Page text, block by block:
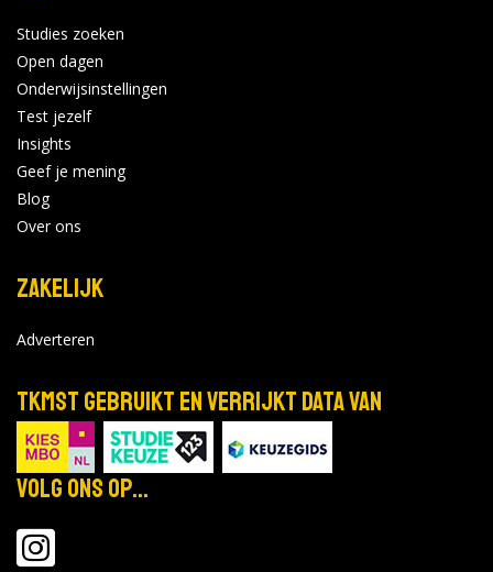
NHL Stenden - Groningen
apr
2027
Bekijk de details
NHL Stenden - Groningen
mei
18-21
Masterweek
Locatie:
Tijd: 00:00 - 00:00
Studies zoeken
Open dagen
Onderwijsinstellingen
Test jezelf
Insights
Geef je mening
Blog
Over ons
Zakelijk
Adverteren
TKMST gebruikt en verrijkt data van
Volg ons op...